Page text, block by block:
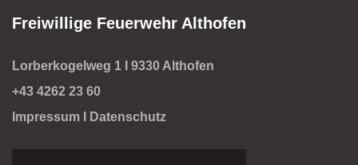
Freiwillige Feuerwehr Althofen
Lorberkogelweg 1 I 9330 Althofen
+43 4262 23 60
Impressum
Datenschutz